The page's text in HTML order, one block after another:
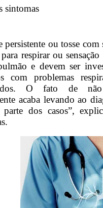
sintomas
persistente ou tosse
respirar ou
e devem ser
com problemas
O fato de
acaba levando ao
parte dos casos”,